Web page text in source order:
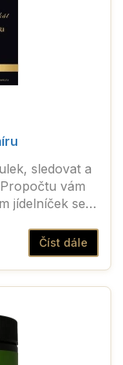
sledovat a
vám
jídelníček se
Číst dále